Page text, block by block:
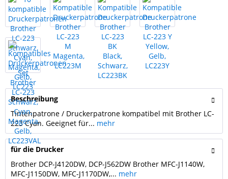
Beschreibung
Tintenpatrone / Druckerpatrone kompatibel mit Brother LC-
223 Cyan. Geeignet für... mehr
für die Drucker
Brother DCP-J4120DW, DCP-J562DW Brother MFC-J1140W,
MFC-J1150DW, MFC-J1170DW,... mehr